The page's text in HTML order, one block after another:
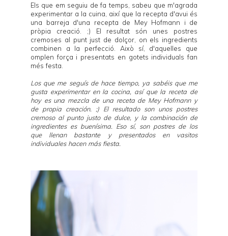
Els que em seguiu de fa temps, sabeu que m'agrada
experimentar a la cuina, així que la recepta d'avui és
una barreja d'una recepta de Mey Hofmann i de
pròpia creació. ;) El resultat són unes postres
cremoses al punt just de dolçor, on els ingredients
combinen a la perfecció. Això sí, d'aquelles que
omplen força i presentats en gotets individuals fan
més festa.
Los que me seguís de hace tiempo, ya sabéis que me
gusta experimentar en la cocina, así que la receta de
hoy es una mezcla de una receta de Mey Hofmanny
de propia creación. ;) El resultado son unos postres
cremoso al punto justo de dulce, y la combinación de
ingredientes es buenísima. Eso sí, son postres de los
que llenan bastante y presentados en vasitos
individuales hacen más fiesta.